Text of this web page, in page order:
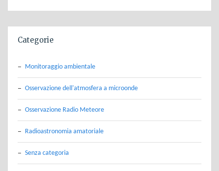
Categorie
Monitoraggio ambientale
Osservazione dell'atmosfera a microonde
Osservazione Radio Meteore
Radioastronomia amatoriale
Senza categoria